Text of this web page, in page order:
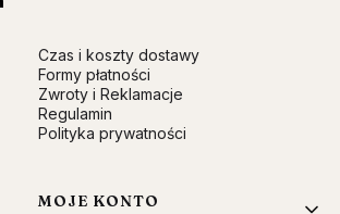
Czas i koszty dostawy
Formy płatności
Zwroty i Reklamacje
Regulamin
Polityka prywatności
MOJE KONTO